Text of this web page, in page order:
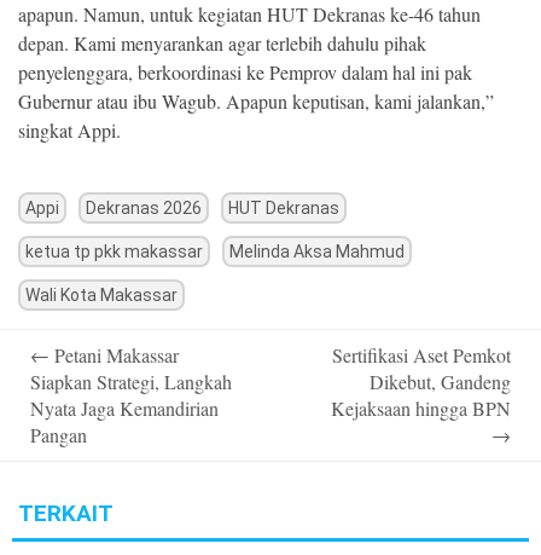
apapun. Namun, untuk kegiatan HUT Dekranas ke-46 tahun
depan. Kami menyarankan agar terlebih dahulu pihak
penyelenggara, berkoordinasi ke Pemprov dalam hal ini pak
Gubernur atau ibu Wagub. Apapun keputisan, kami jalankan,”
singkat Appi.
Appi Dekranas 2026 HUT Dekranas
ketua tp pkk makassar Melinda Aksa Mahmud
Wali Kota Makassar
navigation
← Petani Makassar
Siapkan Strategi, Langkah
Nyata Jaga Kemandirian
Pangan
Sertifikasi Aset Pemkot
Dikebut, Gandeng
Kejaksaan hingga BPN
→
TERKAIT